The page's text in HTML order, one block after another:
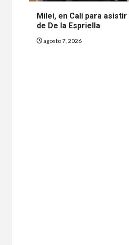
Milei, en Cali para asistir
de De la Espriella
agosto 7, 2026